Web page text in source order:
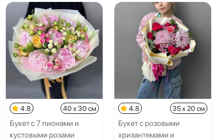
4.8 40 x 30 см
Букет с 7 пионами и
кустовыми розами
4.8 35 x 20 см
Букет с розовыми
хризантемами и